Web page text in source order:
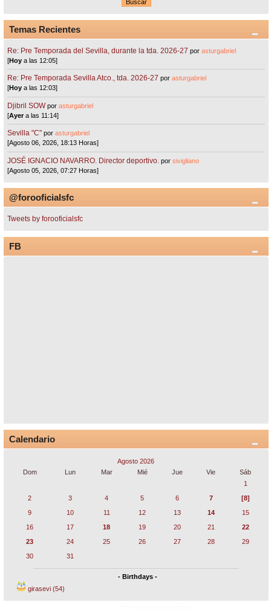
Temas Recientes
Re: Pre Temporada del Sevilla, durante la tda. 2026-27 porasturgabriel
[Hoy a las 12:05]
Re: Pre Temporada Sevilla Atco., tda. 2026-27 porasturgabriel
[Hoy a las 12:03]
Djibril SOW porasturgabriel
[Ayera las 11:14]
Sevilla "C"porasturgabriel
[Agosto 06, 2026, 18:13 Horas]
JOSÉ IGNACIO NAVARRO. Director deportivo. porsivigliano
[Agosto 05, 2026, 07:27 Horas]
@forooficialsfc
Tweets by forooficialsfc
FB
Calendario
Agosto 2026
Dom
Lun Mar Mié Jue Vie
Sáb
1
2
3 4 5 6 7
[8]
9
10 11 12 13 14
15
16
17 18 19 20 21
22
23
24 25 26 27 28
29
30
31
- Birthdays -
girasevi (54)